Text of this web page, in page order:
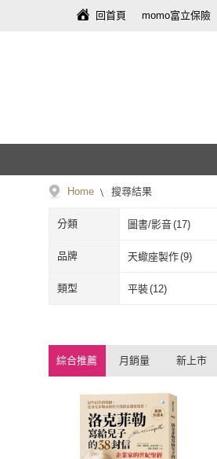
回首頁 momo富立保險
Home 搜尋結果
分類 圖書/影音(17)
品牌 天蠍座製作(9)
方舟(1 )
天蠍座製作
類型 平裝(12)
綜合推薦 月銷量 新上市